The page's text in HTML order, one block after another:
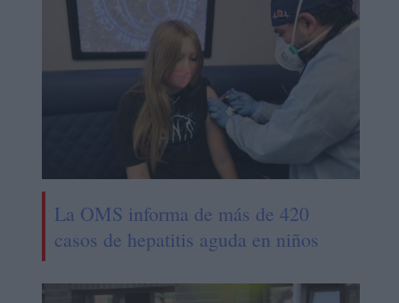
La OMS informa de más de 420
casos de hepatitis aguda en niños